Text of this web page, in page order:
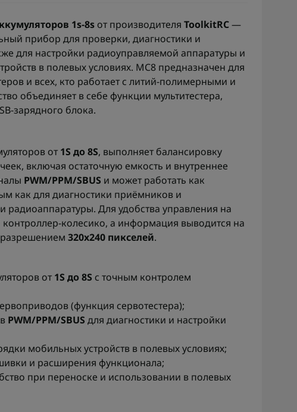
1s-8sот производителя ToolkitRC—
прибор для проверки, диагностики и
для настройки радиоуправляемой аппаратуры и
в полевых условиях. MC8 предназначен для
и всех, кто работает с литий-полимерными и
объединяет в себе функции мультитестера,
зарядного блока.
от 1S до 8S, выполняет балансировку
включая остаточную емкость и внутреннее
PWM/PPM/SBUS и может работать как
как для диагностики приёмников и
радиоаппаратуры. Для удобства управления на
контроллер-колесико, а информация выводится на
320x240 пикселей.
от 1S до 8S с точным контролем
(функция сервотестера);
PWM/PPM/SBUS для диагностики и настройки
мобильных устройств в полевых условиях;
и расширения функционала;
при переноске и использовании в полевых